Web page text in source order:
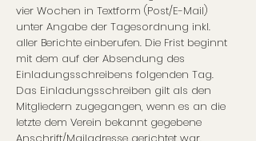
vier Wochen in Textform (Post/E-Mail)
unter Angabe der Tagesordnung inkl.
aller Berichte einberufen. Die Frist beginnt
mit dem auf der Absendung des
Einladungsschreibens folgenden Tag.
Das Einladungsschreiben gilt als den
Mitgliedern zugegangen, wenn es an die
letzte dem Verein bekannt gegebene